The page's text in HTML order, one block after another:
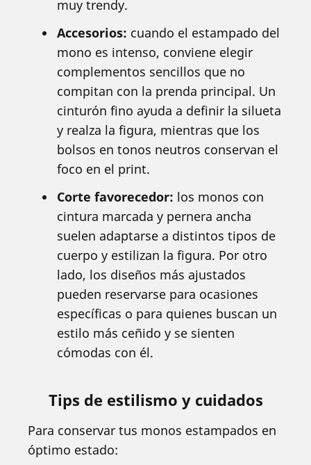
muy trendy.
Accesorios: cuando el estampado del
mono es intenso, conviene elegir
complementos sencillos que no
compitan con la prenda principal. Un
cinturón fino ayuda a definir la silueta
y realza la figura, mientras que los
bolsos en tonos neutros conservan el
foco en el print.
Corte favorecedor: los monos con
cintura marcada y pernera ancha
suelen adaptarse a distintos tipos de
cuerpo y estilizan la figura. Por otro
lado, los diseños más ajustados
pueden reservarse para ocasiones
específicas o para quienes buscan un
estilo más ceñido y se sienten
cómodas con él.
Tips de estilismo y cuidados
Para conservar tus monos estampados en
óptimo estado: